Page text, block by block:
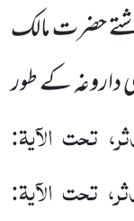
حضرت مالک
داروغہ کے طور
تحت الآیۃ:
تحت الآیۃ: